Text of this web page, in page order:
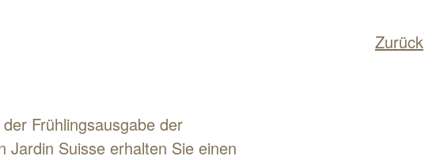
Zurück
Frühlingsausgabe der
Suisse erhalten Sie einen